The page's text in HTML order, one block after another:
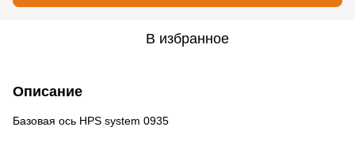
В избранное
Описание
Базовая ось HPS system 0935